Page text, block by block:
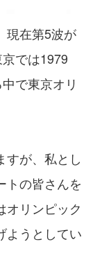
現在第5波が
では1979
で東京オリ
すが、私とし
トの皆さんを
オリンピック
ようとしてい